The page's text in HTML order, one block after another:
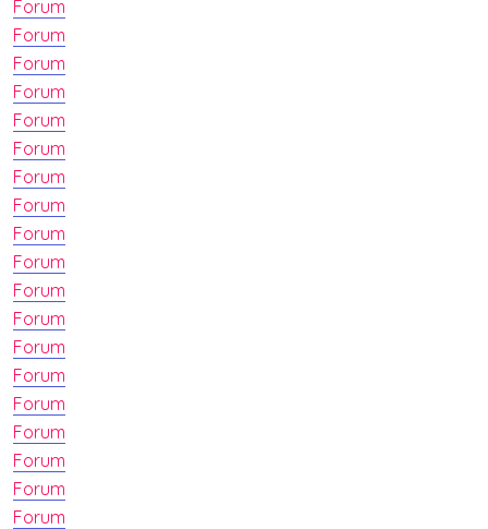
Forum
Forum
Forum
Forum
Forum
Forum
Forum
Forum
Forum
Forum
Forum
Forum
Forum
Forum
Forum
Forum
Forum
Forum
Forum